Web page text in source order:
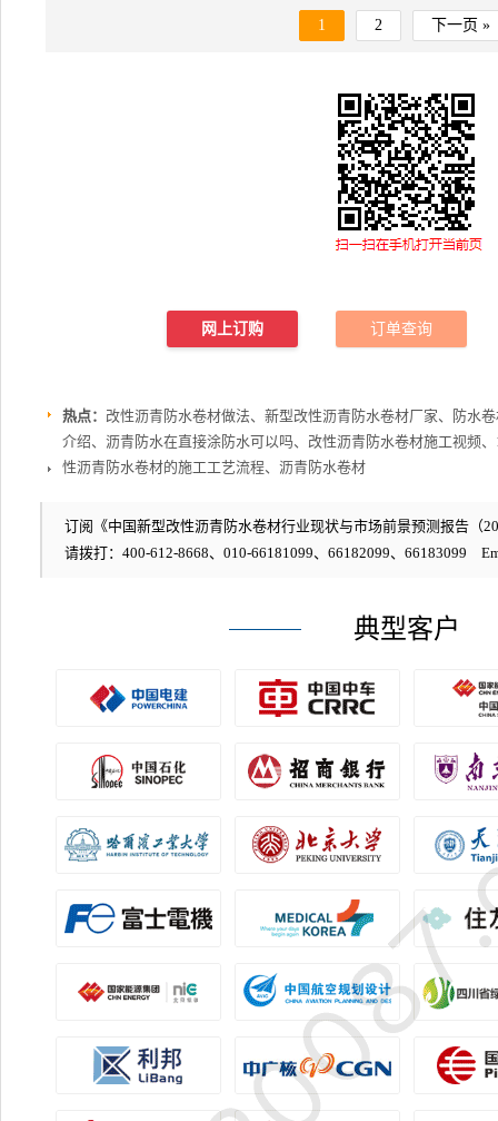
1 2 下一页 »
网上订购 订单查询
热点： 改性沥青防水卷材做法、新型改性沥青防水卷材厂家、防水
介绍、沥青防水在直接涂防水可以吗、改性沥青防水卷材施工视频
性沥青防水卷材的施工工艺流程、沥青防水卷材
订阅《中国新型改性沥青防水卷材行业现状与市场前景预测报告（
请拨打：400-612-8668、010-66181099、66182099、66183099
典型客户